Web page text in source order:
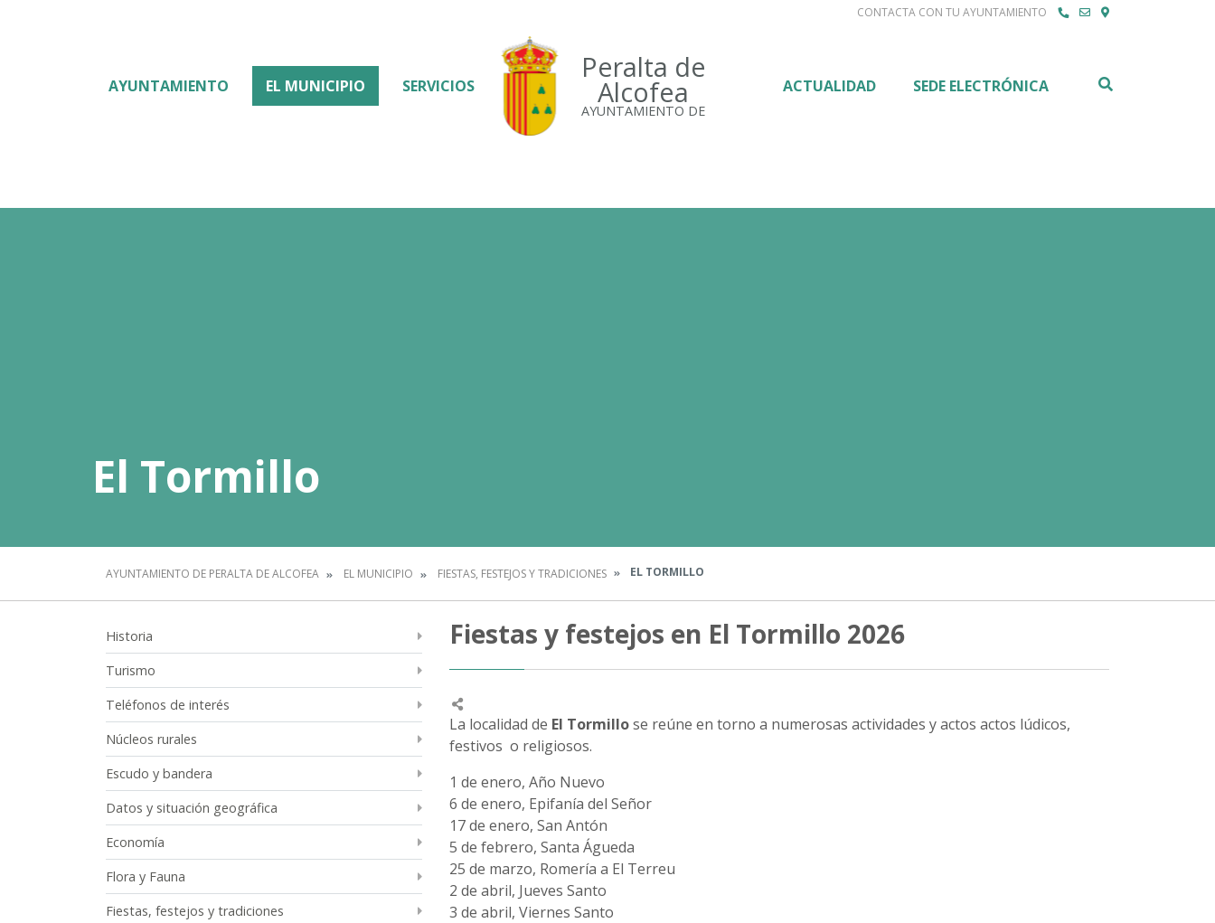
CONTACTA CON TU AYUNTAMIENTO
Peralta de
Alcofea
AYUNTAMIENTO DE
AYUNTAMIENTO EL MUNICIPIO SERVICIOS ACTUALIDAD SEDE ELECTRÓNICA
El Tormillo
AYUNTAMIENTO DE PERALTA DE ALCOFEA EL MUNICIPIO FIESTAS, FESTEJOS Y TRADICIONES EL TORMILLO
Historia
Turismo
Teléfonos de interés
Núcleos rurales
Escudo y bandera
Datos y situación geográfica
Economía
Flora y Fauna
Fiestas, festejos y tradiciones
Fiestas y festejos en El Tormillo 2026
La localidad de El Tormillose reúne en torno a numerosas actividades y actos actos lúdicos,
festivos o religiosos.
1 de enero, Año Nuevo
6 de enero, Epifanía del Señor
17 de enero, San Antón
5 de febrero, Santa Águeda
25 de marzo, Romería a El Terreu
2 de abril, Jueves Santo
3 de abril, Viernes Santo